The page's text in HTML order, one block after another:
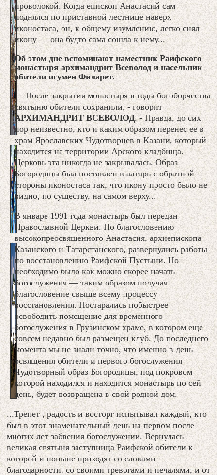
проволокой. Когда епископ Анастасий сам
поднялся по приставной лестнице наверх
иконостаса, он, к общему изумлению, легко снял
икону — она будто сама сошла к нему...
Об этом дне вспоминают наместник Раифского
монастыря архимандрит Всеволод и насельник
обители игумен Филарет.
— После закрытия монастыря в годы богоборчества
святыню обители сохранили, - говорит
АРХИМАНДРИТ ВСЕВОЛОД. - Правда, до сих
пор неизвестно, кто и каким образом перенес ее в
храм Ярославских Чудотворцев в Казани, который
находится на территории Арского кладбища.
Церковь эта никогда не закрывалась. Образ
Богородицы был поставлен в алтарь с обратной
стороны иконостаса так, что икону просто было не
видно, по существу, на самом верху...
В январе 1991 года монастырь был передан
Православной Церкви. По благословению
высокопреосвященного Анастасия, архиепископа
Казанского и Татарстанского, развернулись работы
по восстановлению Раифской Пустыни. Но
необходимо было как можно скорее начать
богослужения — таким образом получая
благословение свыше всему процессу
восстановления. Постарались побыстрее
освободить помещение для временного
богослужения в Грузинском храме, в котором еще
совсем недавно был размещен клуб. До последнего
момента мы не знали точно, что именно в день
освящения обители и первого богослужения
Чудотворный образ Богородицы, под покровом
которой находился и находится монастырь по сей
день, будет возвращена в свой родной дом.
...Трепет , радость и восторг испытывал каждый, кто
был в этот знаменательный день на первом после
многих лет забвения богослужении. Вернулась
великая святыня заступница Раифской обители к
которой и поныне приходят со словами
благодарности, со своими тревогами и печалями, и от